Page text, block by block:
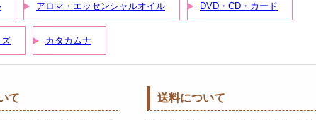
アロマ・エッセンシャルオイル DVD・CD・カード
カタカムナ
て 送料について